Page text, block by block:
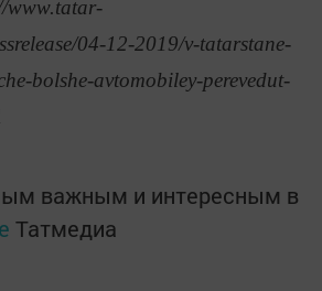
www.tatar-
04-12-2019/v-tatarstane-
bolshe-avtomobiley-perevedut-
важным и интересным в
Татмедиа